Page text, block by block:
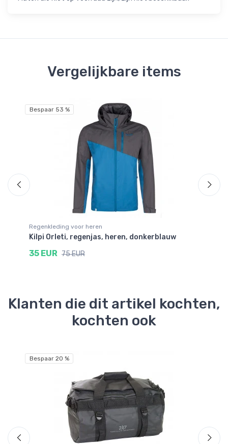
Vergelijkbare items
Bespaar 53 %
Regenkleding voor heren
Kilpi Orleti, regenjas, heren, donkerblauw
35 EUR 75 EUR
Klanten die dit artikel kochten,
kochten ook
Bespaar 20 %